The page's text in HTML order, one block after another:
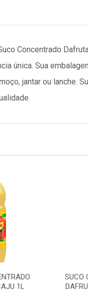
Concentrado
única. Sua
jantar ou lanche.
1L
SUCO